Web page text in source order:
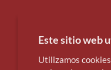
Este sitio web
Utilizamos